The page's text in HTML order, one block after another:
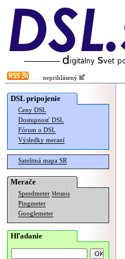
neprihlásený
DSL pripojenie
Ceny DSL
Dostupnosť DSL
Fórum o DSL
Výsledky meraní
Satelitná mapa SR
Merače
Speedmeter Merania
Pingmeter
Googlemeter
Hľadanie